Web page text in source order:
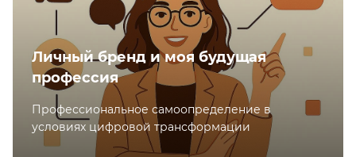
Личный бренд и моя будущая
профессия
Профессиональное самоопределение в
условиях цифровой трансформации